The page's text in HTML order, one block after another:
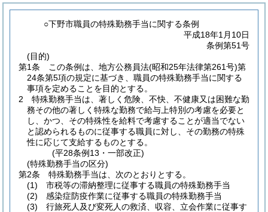
○下野市職員の特殊勤務手当に関する条例
平成18年1月10日
条例第51号
(目的)
第1条
この条例は、地方公務員法(昭和25年法律第261号)第
24条第5項の規定に基づき、職員の特殊勤務手当に関する
事項を定めることを目的とする。
2
特殊勤務手当は、著しく危険、不快、不健康又は困難な勤
務その他の著しく特殊な勤務で給与上特別の考慮を必要と
し、かつ、その特殊性を給料で考慮することが適当でない
と認められるものに従事する職員に対し、その勤務の特殊
性に応じて支給するものとする。
(平28条例13・一部改正)
(特殊勤務手当の区分)
第2条
特殊勤務手当は、次のとおりとする。
(1)
市税等の滞納整理に従事する職員の特殊勤務手当
(2)
感染症防疫作業に従事する職員の特殊勤務手当
(3)
行旅死人及び変死人の救済、収容、立会作業に従事す